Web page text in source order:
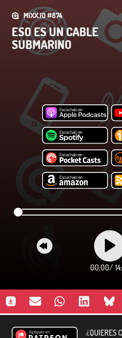
MIXX.IO #874
ESO ES UN CABLE
SUBMARINO
00:00/
¿QUIERES